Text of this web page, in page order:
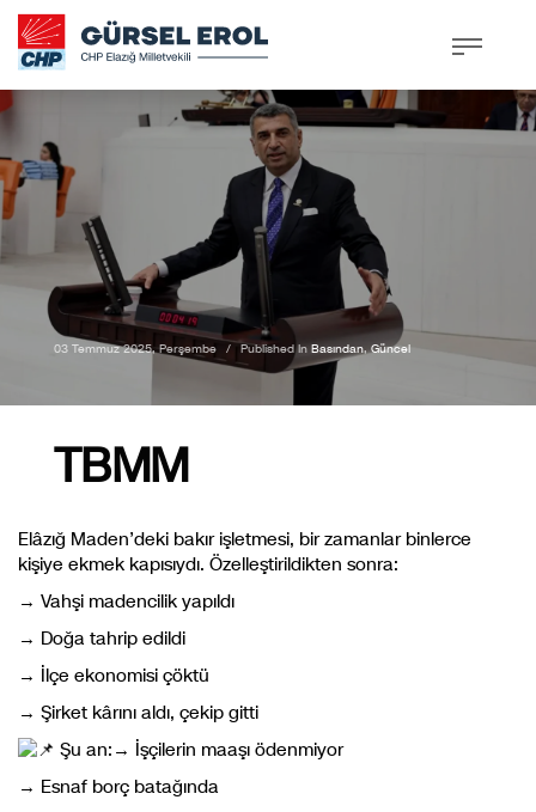
03 Temmuz 2025, Perşembe / Published In Basından,Güncel
TBMM
Elâzığ Maden’deki bakır işletmesi, bir zamanlar binlerce
kişiye ekmek kapısıydı. Özelleştirildikten sonra:
→ Vahşi madencilik yapıldı
→ Doğa tahrip edildi
→ İlçe ekonomisi çöktü
→ Şirket kârını aldı, çekip gitti
Şu an:→ İşçilerin maaşı ödenmiyor
→ Esnaf borç batağında